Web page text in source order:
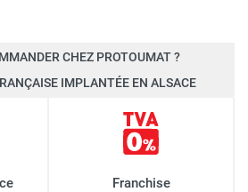
CHEZ PROTOUMAT ?
IMPLANTÉE EN ALSACE
Franchise